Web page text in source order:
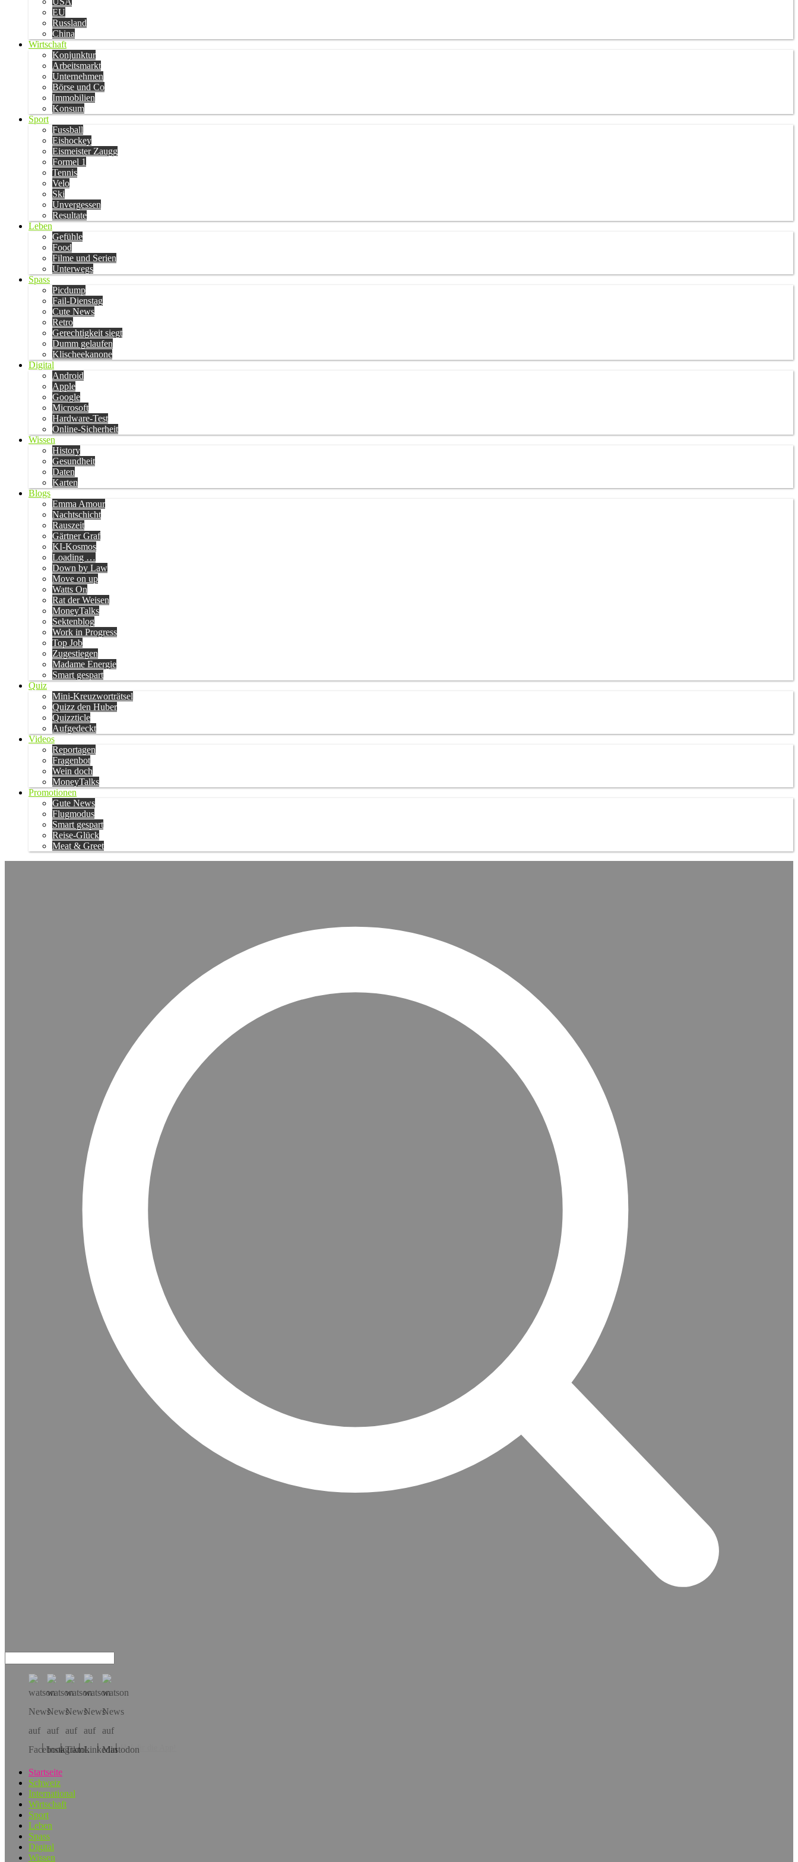
EU
Russland
China
Wirtschaft
Konjunktur
Arbeitsmarkt
Unternehmen
Börse und Co
Immobilien
Konsum
Sport
Fussball
Eishockey
Eismeister Zaugg
Formel 1
Tennis
Velo
Ski
Unvergessen
Resultate
Leben
Gefühle
Food
Filme und Serien
Unterwegs
Spass
Picdump
Fail-Dienstag
Cute News
Retro
Gerechtigkeit siegt
Dumm gelaufen
Klischeekanone
Digital
Android
Apple
Google
Microsoft
Hardware-Test
Online-Sicherheit
Wissen
History
Gesundheit
Daten
Karten
Blogs
Emma Amour
Nachtschicht
Rauszeit
Gärtner Graf
KI-Kosmos
Loading …
Down by Law
Move on up
Watts On
Rat der Weisen
MoneyTalks
Sektenblog
Work in Progress
Top Job
Zugestiegen
Madame Energie
Smart gespart
Quiz
Mini-Kreuzworträtsel
Quizz den Huber
Quizzticle
Aufgedeckt
Videos
Reportagen
Fragenbot
Wein doch
MoneyTalks
Promotionen
Gute News
Flugmodus
Smart gespart
Reise-Glück
Meat & Greet
Hol dir die App!
Startseite
Schweiz
International
Wirtschaft
Sport
Leben
Spass
Digital
Wissen